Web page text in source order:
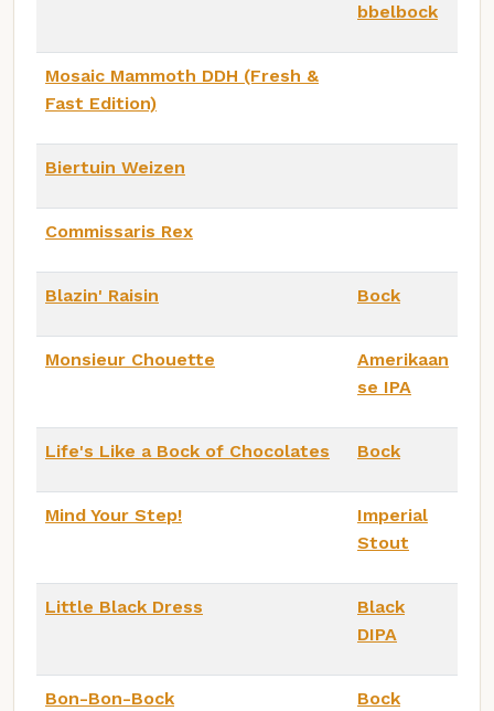
bbelbock
Mosaic Mammoth DDH (Fresh &
Fast Edition)
Biertuin Weizen
Commissaris Rex
Blazin' Raisin Bock
Monsieur Chouette
Amerikaan
se IPA
Life's Like a Bock of Chocolates Bock
Mind Your Step!
Imperial
Stout
Little Black Dress
Black
DIPA
Bon-Bon-Bock Bock